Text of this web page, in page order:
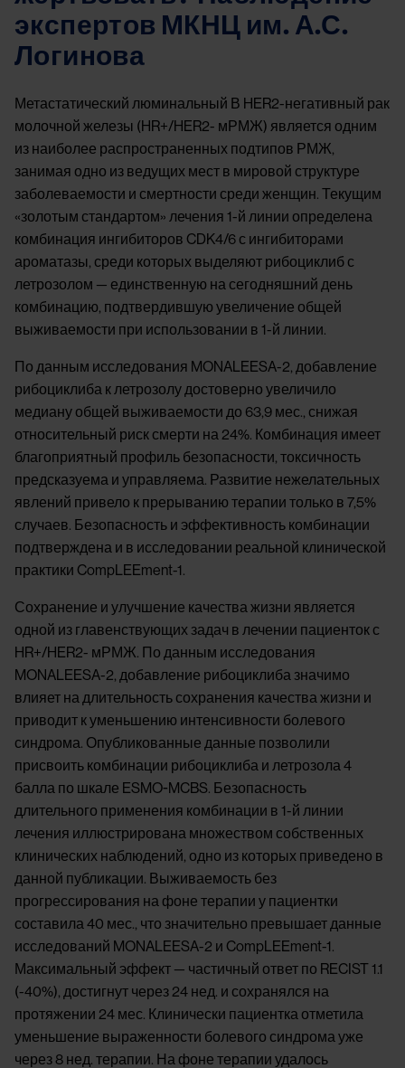
экспертов МКНЦ им. А.С.
Логинова
Метастатический люминальный В HER2-негативный рак
молочной железы (HR+/HER2- мРМЖ) является одним
из наиболее распространенных подтипов РМЖ,
занимая одно из ведущих мест в мировой структуре
заболеваемости и смертности среди женщин. Текущим
«золотым стандартом» лечения 1-й линии определена
комбинация ингибиторов CDK4/6 с ингибиторами
ароматазы, среди которых выделяют рибоциклиб с
летрозолом — единственную на сегодняшний день
комбинацию, подтвердившую увеличение общей
выживаемости при использовании в 1-й линии.
По данным исследования MONALEESA-2, добавление
рибоциклиба к летрозолу достоверно увеличило
медиану общей выживаемости до 63,9 мес., снижая
относительный риск смерти на 24%. Комбинация имеет
благоприятный профиль безопасности, токсичность
предсказуема и управляема. Развитие нежелательных
явлений привело к прерыванию терапии только в 7,5%
случаев. Безопасность и эффективность комбинации
подтверждена и в исследовании реальной клинической
практики CompLEEment-1.
Сохранение и улучшение качества жизни является
одной из главенствующих задач в лечении пациенток с
HR+/HER2- мРМЖ. По данным исследования
MONALEESA-2, добавление рибоциклиба значимо
влияет на длительность сохранения качества жизни и
приводит к уменьшению интенсивности болевого
синдрома. Опубликованные данные позволили
присвоить комбинации рибоциклиба и летрозола 4
балла по шкале ESMO-MCBS. Безопасность
длительного применения комбинации в 1-й линии
лечения иллюстрирована множеством собственных
клинических наблюдений, одно из которых приведено в
данной публикации. Выживаемость без
прогрессирования на фоне терапии у пациентки
составила 40 мес., что значительно превышает данные
исследований MONALEESA-2 и CompLEEment-1.
Максимальный эффект — частичный ответ по RECIST 1.1
(-40%), достигнут через 24 нед. и сохранялся на
протяжении 24 мес. Клинически пациентка отметила
уменьшение выраженности болевого синдрома уже
через 8 нед. терапии. На фоне терапии удалось